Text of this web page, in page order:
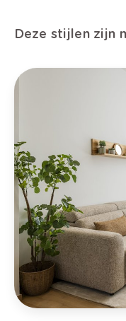
Deze stijlen zijn